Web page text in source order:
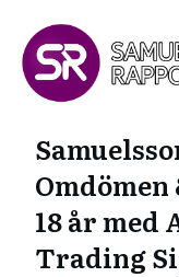
18 år
Trading